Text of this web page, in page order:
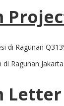
Ragunan